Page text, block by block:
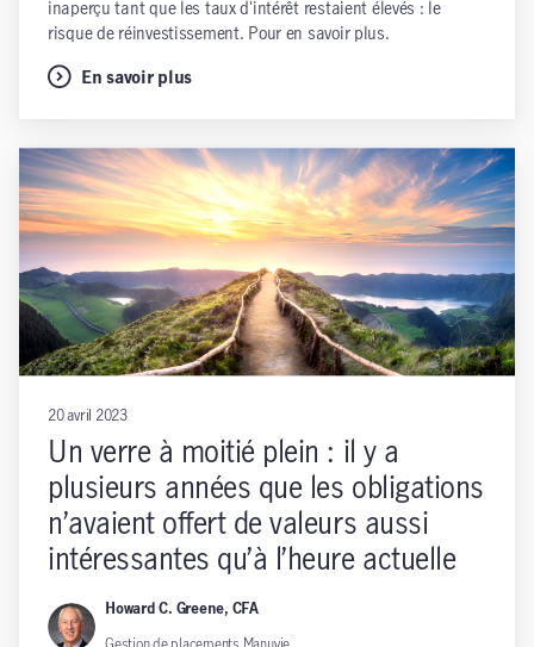
inaperçu tant que les taux d'intérêt restaient élevés : le
risque de réinvestissement. Pour en savoir plus.
En savoir plus
20 avril 2023
Un verre à moitié plein : il y a
plusieurs années que les obligations
n’avaient offert de valeurs aussi
intéressantes qu’à l’heure actuelle
Howard C. Greene, CFA